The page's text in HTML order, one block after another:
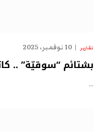
تقارير 10 نوفمبر، 2025
بشتائم “سوقيّة” ..
…